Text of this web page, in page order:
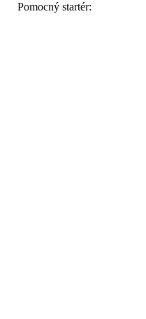
Pomocný startér: